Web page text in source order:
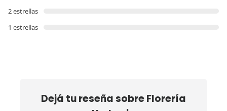
2 estrellas
1 estrellas
Dejá tu reseña sobreFlorería